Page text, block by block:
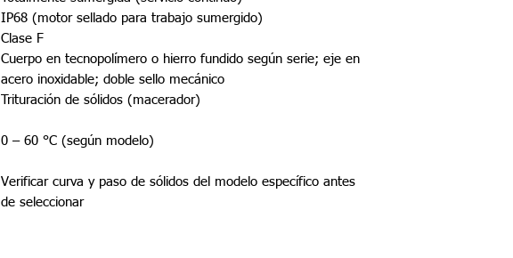
IP68 (motor sellado para trabajo sumergido)
Clase F
Cuerpo en tecnopolímero o hierro fundido según serie; eje en
acero inoxidable; doble sello mecánico
Trituración de sólidos (macerador)
0 – 60 °C (según modelo)
Verificar curva y paso de sólidos del modelo específico antes
de seleccionar